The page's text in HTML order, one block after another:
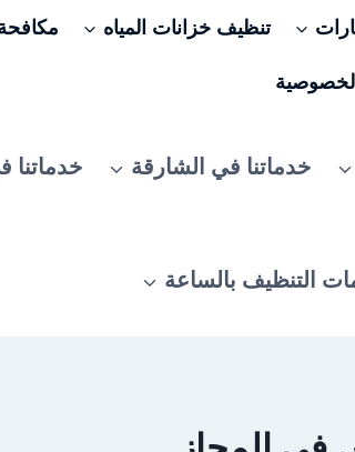
تنظيف خزانات المياه
خدماتنا في الشارقة
التنظيف بالساعة